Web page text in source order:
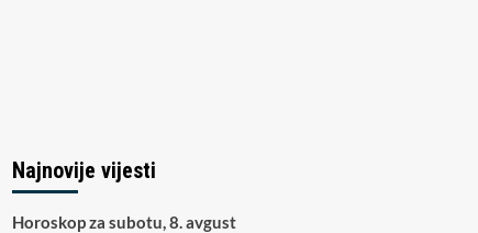
Najnovije vijesti
Horoskop za subotu, 8. avgust